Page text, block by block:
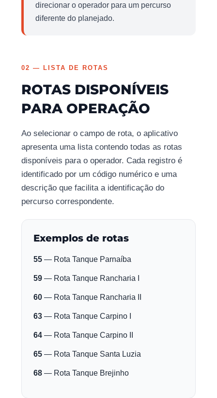
direcionar o operador para um percurso
diferente do planejado.
02 — LISTA DE ROTAS
ROTAS DISPONÍVEIS
PARA OPERAÇÃO
Ao selecionar o campo de rota, o aplicativo
apresenta uma lista contendo todas as rotas
disponíveis para o operador. Cada registro é
identificado por um código numérico e uma
descrição que facilita a identificação do
percurso correspondente.
Exemplos de rotas
55 — Rota Tanque Parnaíba
59 — Rota Tanque Rancharia I
60 — Rota Tanque Rancharia II
63 — Rota Tanque Carpino I
64 — Rota Tanque Carpino II
65 — Rota Tanque Santa Luzia
68 — Rota Tanque Brejinho